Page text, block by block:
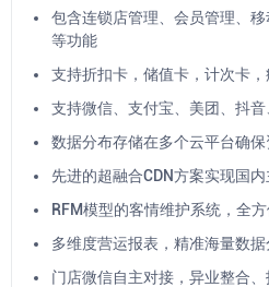
包含连锁店管理、会员管理、
等功能
支持折扣卡，储值卡，计次卡
支持微信、支付宝、美团、抖
数据分布存储在多个云平台确
先进的超融合CDN方案实现国
RFM模型的客情维护系统，全
多维度营运报表，精准海量数
门店微信自主对接，异业整合